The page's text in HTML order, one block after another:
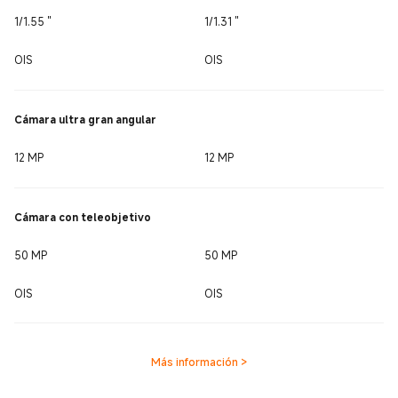
1/1.55 '' 1/1.31 ''
OIS OIS
Cámara ultra gran angular
12 MP 12 MP
Cámara con teleobjetivo
50 MP 50 MP
OIS OIS
Más información >